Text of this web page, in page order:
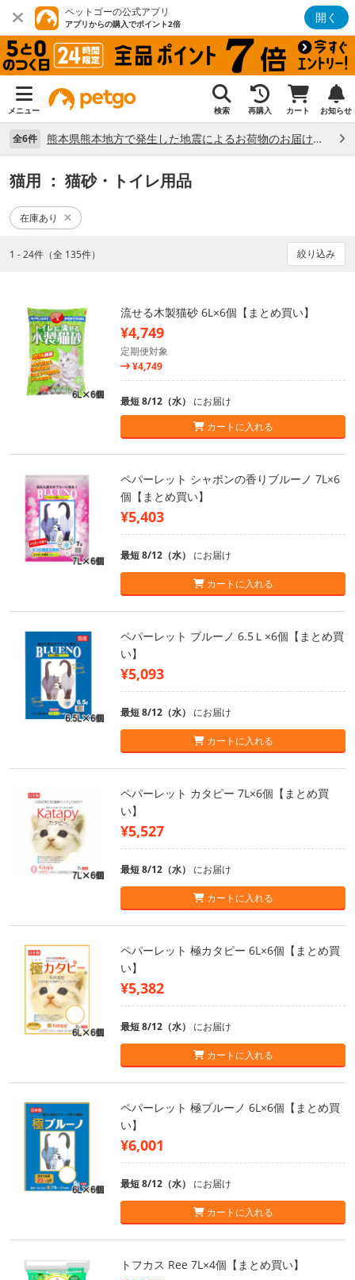
ペットゴーの公式アプリ
アプリからの購入でポイント2倍 開く
メニュー 検索 再購入 カート お知らせ
全6件 熊本県熊本地方で発生した地震によるお荷物のお届け状況について （7/28）
猫用 ： 猫砂・トイレ用品
在庫あり
1 - 24件（全 135件） 絞り込み
流せる木製猫砂 6L×6個【まとめ買い】
¥4,749
定期便対象
¥4,749
最短 8/12（水） にお届け
カートに入れる
ペパーレット シャボンの香りブルーノ 7L×6
個【まとめ買い】
¥5,403
最短 8/12（水） にお届け
カートに入れる
ペパーレット ブルーノ 6.5Ｌ×6個【まとめ買
い】
¥5,093
最短 8/12（水） にお届け
カートに入れる
ペパーレット カタピー 7L×6個【まとめ買
い】
¥5,527
最短 8/12（水） にお届け
カートに入れる
ペパーレット 極カタピー 6L×6個【まとめ買
い】
¥5,382
最短 8/12（水） にお届け
カートに入れる
ペパーレット 極ブルーノ 6L×6個【まとめ買
い】
¥6,001
最短 8/12（水） にお届け
カートに入れる
トフカス Ree 7L×4個【まとめ買い】